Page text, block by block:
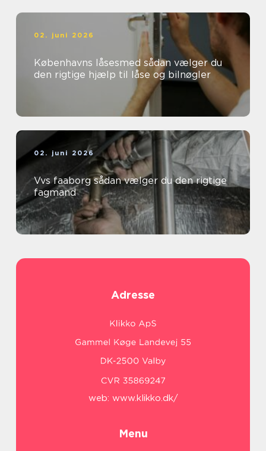
02. juni 2026
Københavns låsesmed sådan vælger du
den rigtige hjælp til låse og bilnøgler
02. juni 2026
Vvs faaborg sådan vælger du den rigtige
fagmand
Adresse
web: www.klikko.dk/
Menu